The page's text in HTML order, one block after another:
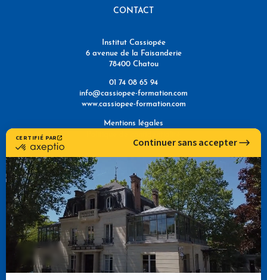
CONTACT
Institut Cassiopée
6 avenue de la Faisanderie
78400 Chatou
01 74 08 65 94
info@cassiopee-formation.com
www.cassiopee-formation.com
Mentions légales
NOUS TROUVER